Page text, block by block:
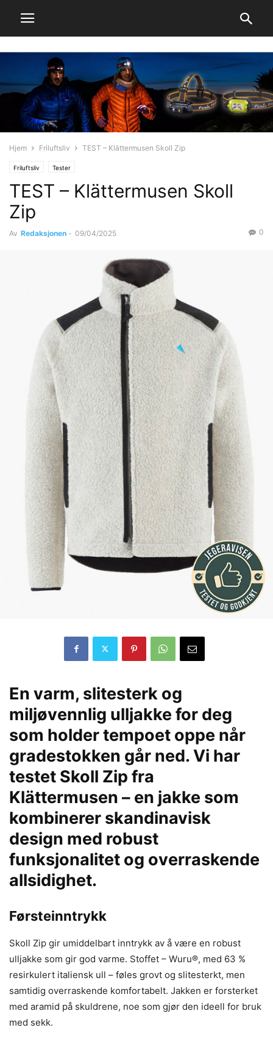
Hjem Friluftsliv TEST – Klättermusen Skoll Zip
Friluftsliv Tester
TEST – Klättermusen Skoll
Zip
Av Redaksjonen - 09/04/2025 0
En varm, slitesterk og
miljøvennlig ulljakke for deg
som holder tempoet oppe når
gradestokken går ned. Vi har
testet Skoll Zip fra
Klättermusen – en jakke som
kombinerer skandinavisk
design med robust
funksjonalitet og overraskende
allsidighet.
Førsteinntrykk
Skoll Zip gir umiddelbart inntrykk av å være en robust
ulljakke som gir god varme. Stoffet – Wuru®, med 63 %
resirkulert italiensk ull – føles grovt og slitesterkt, men
samtidig overraskende komfortabelt. Jakken er forsterket
med aramid på skuldrene, noe som gjør den ideell for bruk
med sekk.